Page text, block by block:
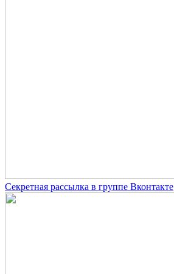
Секретная рассылка в группе Вконтакте